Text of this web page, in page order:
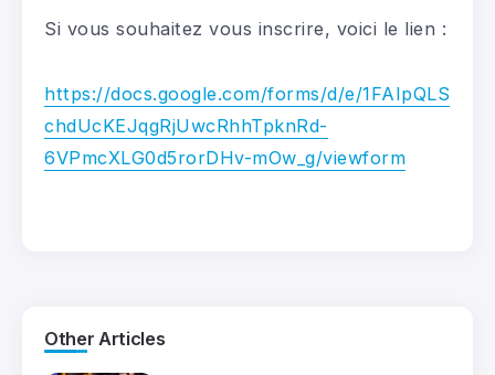
Si vous souhaitez vous inscrire, voici le lien :
https://docs.google.com/forms/d/e/1FAIpQLS
chdUcKEJqgRjUwcRhhTpknRd-
6VPmcXLG0d5rorDHv-mOw_g/viewform
Other Articles